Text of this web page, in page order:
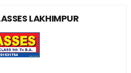
LAKHIMPUR